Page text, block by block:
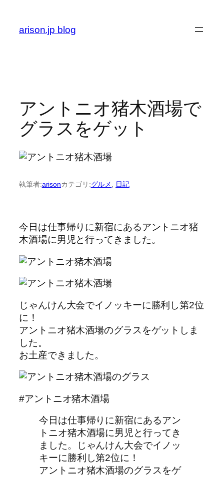
arison.jp blog
アントニオ猪木酒場で
グラスをゲット
執筆者:arisonカテゴリ:グルメ 日記
今日は仕事帰りに新宿にあるアントニオ猪
木酒場に男児と行ってきました。
じゃんけん大会でイノッキーに勝利し第2位
に！
アントニオ猪木酒場のグラスをゲットしま
した。
お土産できました。
#アントニオ猪木酒場
今日は仕事帰りに新宿にあるアン
トニオ猪木酒場に男児と行ってき
ました。じゃんけん大会でイノッ
キーに勝利し第2位に！
アントニオ猪木酒場のグラスをゲ